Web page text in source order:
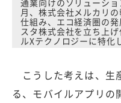
月、株式会社メルカリ
仕組み、エコ経済圏の
スタ株式会社を立ち上
ルXテクノロジーに特化
こうした考えは、生
る、モバイルアプリの